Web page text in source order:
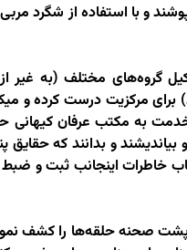
و با استفاده از شگرد
گروه‌های مختلف (به غیر
مرکزیت درست کرده و
به مکتب عرفان کیهانی
و بدانند که حقایق
خاطرات اینجانب ثبت و ضبط
صحنه حلقه‌ها را کشف